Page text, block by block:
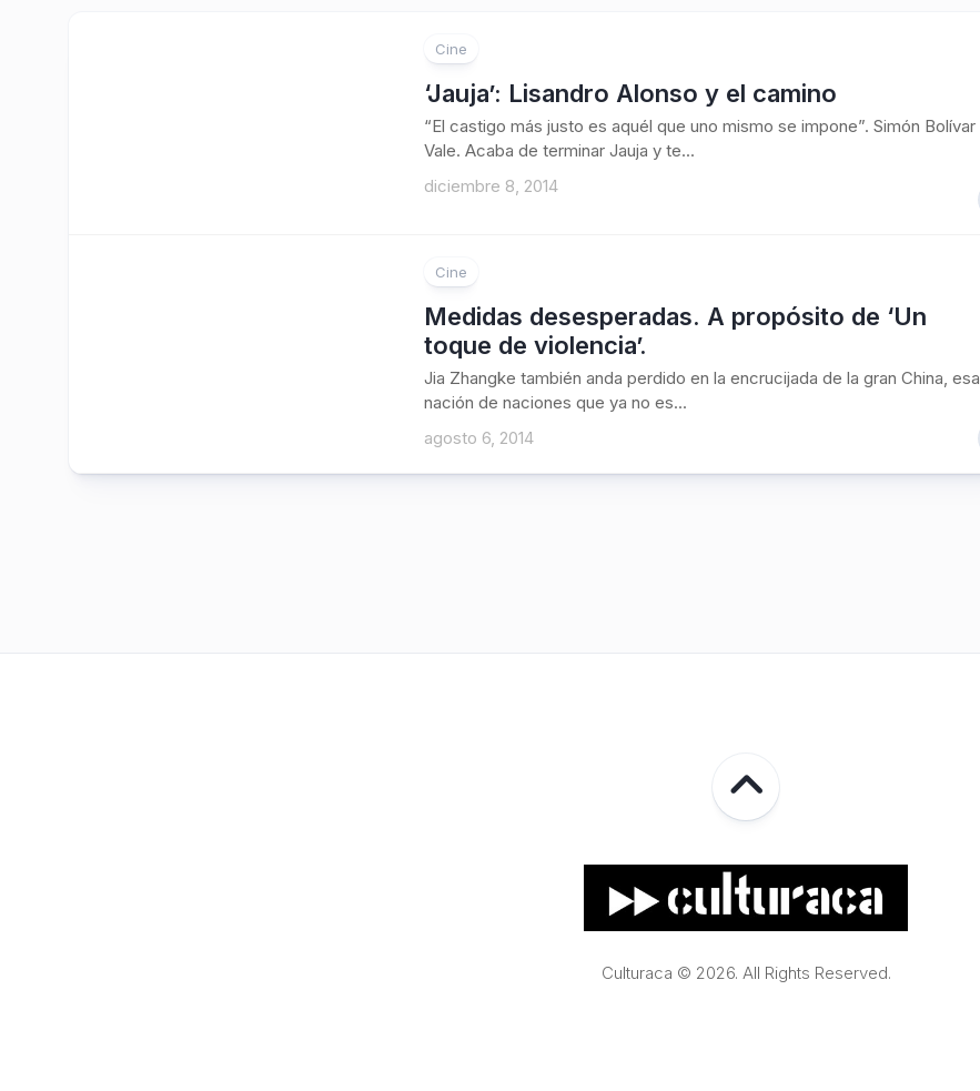
Cine
‘Jauja’: Lisandro Alonso y el camino
“El castigo más justo es aquél que uno mismo se impone”. Simón Bolívar
Vale. Acaba de terminar Jauja y te...
diciembre 8, 2014
Cine
Medidas desesperadas. A propósito de ‘Un
toque de violencia’.
Jia Zhangke también anda perdido en la encrucijada de la gran China, esa
nación de naciones que ya no es...
agosto 6, 2014
Culturaca © 2026. All Rights Reserved.